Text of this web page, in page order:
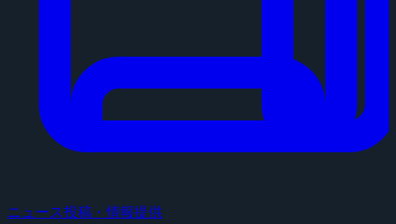
ニュース投稿・情報提供